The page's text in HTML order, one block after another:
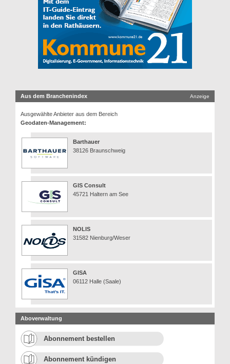
Aus dem Branchenindex Anzeige
Ausgewählte Anbieter aus dem Bereich
Geodaten-Management:
Barthauer
38126 Braunschweig
GIS Consult
45721 Haltern am See
NOLIS
31582 Nienburg/Weser
GISA
06112 Halle (Saale)
Aboverwaltung
Abonnement bestellen
Abonnement kündigen